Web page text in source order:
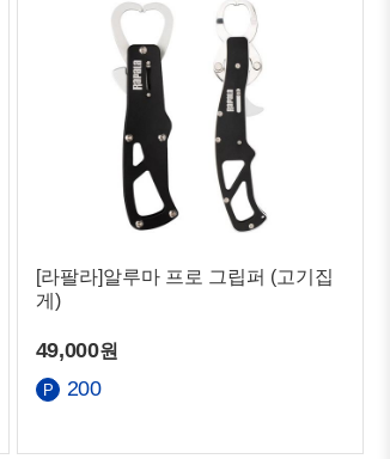
[라팔라]알루마 프로 그립퍼 (고기집
게)
49,000원
200